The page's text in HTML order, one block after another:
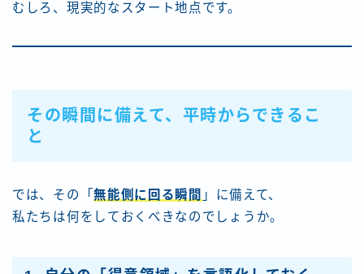
むしろ、現実的なスタート地点です。
その瞬間に備えて、平時からできるこ
と
では、その「無能側に回る瞬間 」に備えて、
私たちは何をしておくべきなのでしょうか。